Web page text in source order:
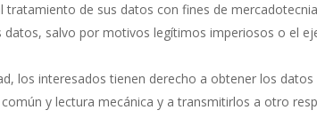
de sus datos con fines de
datos, salvo por motivos legítimos imperiosos o el
los interesados tienen derecho a obtener los
y lectura mecánica y a transmitirlos a otro